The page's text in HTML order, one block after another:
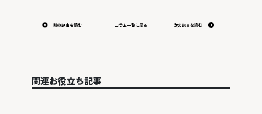
前の記事を読む コラム一覧に戻る 次の記事を読む
関連お役立ち記事